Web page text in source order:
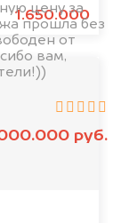
1.650.000
цену за
прошла без
от
вам,
руб.